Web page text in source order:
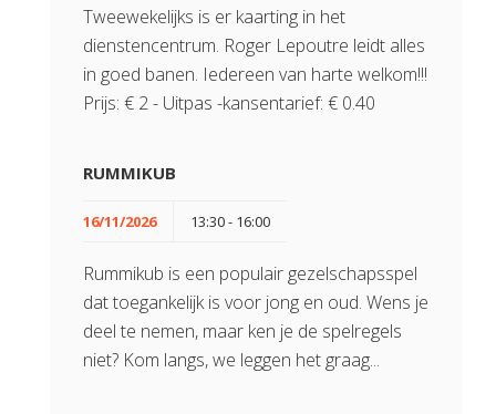
Tweewekelijks is er kaarting in het
dienstencentrum. Roger Lepoutre leidt alles
in goed banen. Iedereen van harte welkom!!!
Prijs: € 2 - Uitpas -kansentarief: € 0.40
RUMMIKUB
16/11/2026 13:30 - 16:00
Rummikub is een populair gezelschapsspel
dat toegankelijk is voor jong en oud. Wens je
deel te nemen, maar ken je de spelregels
niet? Kom langs, we leggen het graag...